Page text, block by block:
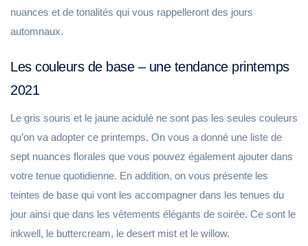
nuances et de tonalités qui vous rappelleront des jours
automnaux.
Les couleurs de base – une tendance printemps
2021
Le gris souris et le jaune acidulé ne sont pas les seules couleurs
qu’on va adopter ce printemps. On vous a donné une liste de
sept nuances florales que vous pouvez également ajouter dans
votre tenue quotidienne. En addition, on vous présente les
teintes de base qui vont les accompagner dans les tenues du
jour ainsi que dans les vêtements élégants de soirée. Ce sont le
inkwell, le buttercream, le desert mist et le willow.